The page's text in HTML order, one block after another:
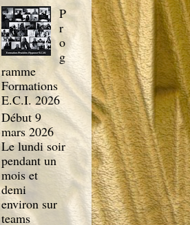
P
r
o
g
ramme
Formations
E.C.I. 2026
Début 9
mars 2026
Le lundi soir
pendant un
mois et
demi
environ sur
teams